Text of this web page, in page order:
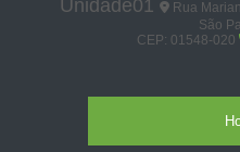
Unidade01
Rua
São
CEP: 01548-020